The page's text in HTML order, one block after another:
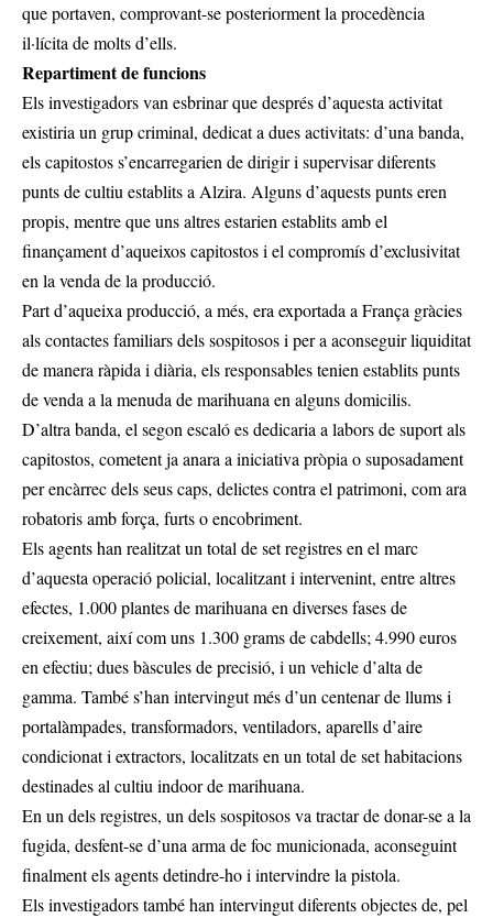
que portaven, comprovant-se posteriorment la procedència
il·lícita de molts d’ells.
Repartiment de funcions
Els investigadors van esbrinar que després d’aquesta activitat
existiria un grup criminal, dedicat a dues activitats: d’una banda,
els capitostos s’encarregarien de dirigir i supervisar diferents
punts de cultiu establits a Alzira. Alguns d’aquests punts eren
propis, mentre que uns altres estarien establits amb el
finançament d’aqueixos capitostos i el compromís d’exclusivitat
en la venda de la producció.
Part d’aqueixa producció, a més, era exportada a França gràcies
als contactes familiars dels sospitosos i per a aconseguir liquiditat
de manera ràpida i diària, els responsables tenien establits punts
de venda a la menuda de marihuana en alguns domicilis.
D’altra banda, el segon escaló es dedicaria a labors de suport als
capitostos, cometent ja anara a iniciativa pròpia o suposadament
per encàrrec dels seus caps, delictes contra el patrimoni, com ara
robatoris amb força, furts o encobriment.
Els agents han realitzat un total de set registres en el marc
d’aquesta operació policial, localitzant i intervenint, entre altres
efectes, 1.000 plantes de marihuana en diverses fases de
creixement, així com uns 1.300 grams de cabdells; 4.990 euros
en efectiu; dues bàscules de precisió, i un vehicle d’alta de
gamma. També s’han intervingut més d’un centenar de llums i
portalàmpades, transformadors, ventiladors, aparells d’aire
condicionat i extractors, localitzats en un total de set habitacions
destinades al cultiu indoor de marihuana.
En un dels registres, un dels sospitosos va tractar de donar-se a la
fugida, desfent-se d’una arma de foc municionada, aconseguint
finalment els agents detindre-ho i intervindre la pistola.
Els investigadors també han intervingut diferents objectes de, pel